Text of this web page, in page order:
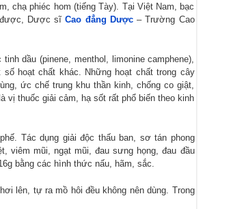
chạ phiéc hom (tiếng Tày). Tại Việt Nam, bạc
được, Dược sĩCao đẳng Dược– Trường Cao
dầu (pinene, menthol, limonine camphene),
số hoạt chất khác. Những hoạt chất trong cây
ức chế trung khu thần kinh, chống co giật,
vị thuốc giải cảm, hạ sốt rất phổ biến theo kinh
Tác dụng giải độc thấu ban, sơ tán phong
viêm mũi, ngạt mũi, đau sưng họng, đau đầu
bằng các hình thức nấu, hãm, sắc.
lên, tự ra mồ hôi đều không nên dùng. Trong